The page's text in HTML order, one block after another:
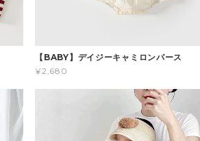
【BABY】デイジーキャミロンパース
¥2,680